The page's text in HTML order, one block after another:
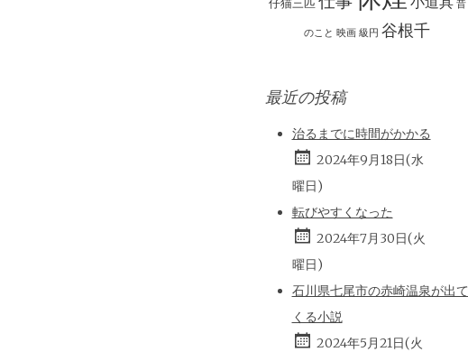
仔猫三匹 昔
のこと 映画 級円 谷根千
最近の投稿
治るまでに時間がかかる
2024年9月18日(水
曜日)
転びやすくなった
2024年7月30日(火
曜日)
石川県七尾市の赤崎温泉が出て
くる小説
2024年5月21日(火